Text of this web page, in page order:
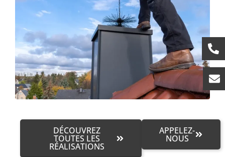
DÉCOUVREZ
TOUTES LES
RÉALISATIONS
APPELEZ-
NOUS